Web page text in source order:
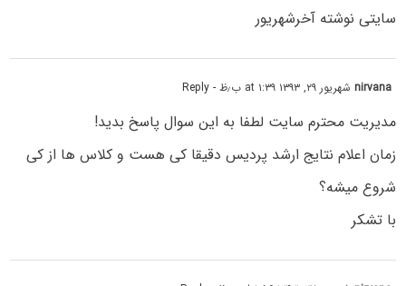
سایتی نوشته آخرشهریور
nirvanaشهریور ۲۹, ۱۳۹۳ at ۱:۳۹ ب٫ظ - Reply
مدیریت محترم سایت لطفا به این سوال پاسخ بدید!
زمان اعلام نتایج ارشد پردیس دقیقا کی هست و کلاس ها از کی
شروع میشه؟
با تشکر